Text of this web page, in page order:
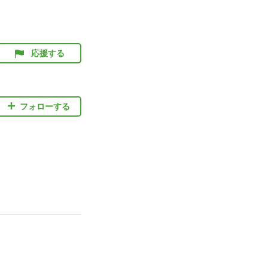
応援する
フォローする